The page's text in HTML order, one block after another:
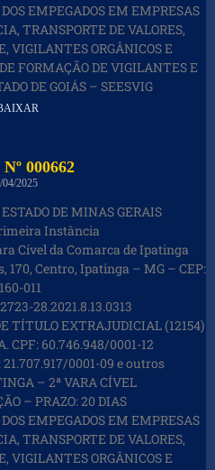
EMPEGADOS EM EMPRESAS
TRANSPORTE DE VALORES,
VIGILANTES ORGÂNICOS E
FORMAÇÃO DE VIGILANTES E
DE GOIÁS – SEESVIG
000662
04/2025
DE MINAS GERAIS
Instância
Cível da Comarca de Ipatinga
170, Centro, Ipatinga – MG – CEP:
011
28.2021.8.13.0313
TÍTULO EXTRAJUDICIAL (12154)
CPF: 60.746.948/0001-12
21.707.917/0001-09 e outros
– 2ª VARA CÍVEL
– PRAZO: 20 DIAS
EMPEGADOS EM EMPRESAS
TRANSPORTE DE VALORES,
VIGILANTES ORGÂNICOS E